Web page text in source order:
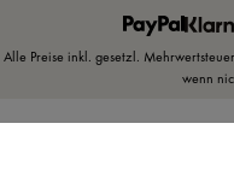
Alle Preise inkl. gesetzl.
wenn